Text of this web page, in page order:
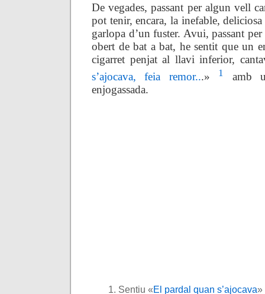
De vegades, passant per algun vell
pot tenir, encara, la inefable,
garlopa d’un fuster. Avui, passant
obert de bat a bat, he sentit que un
cigarret penjat al llavi inferior,
s’ajocava, feia remor...» 1 amb
enjogassada.
Sentiu «El pardal quan s’ajocava»